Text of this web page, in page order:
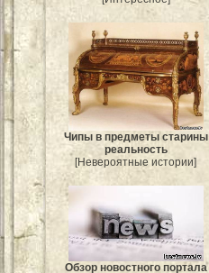
Чипы в предметы старины
реальность
[Невероятные истории]
Обзор новостного портала